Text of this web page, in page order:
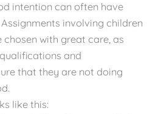
intention can often have
involving children
with great care, as
and
that they are not doing
like this: